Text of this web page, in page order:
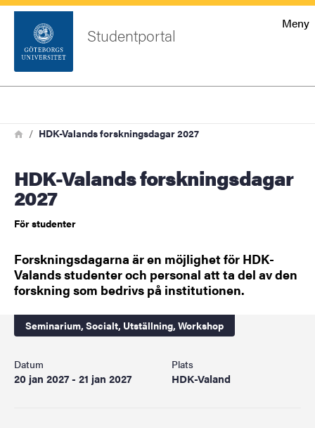
Sök
Meny
Studentportal
in
Länkstig
HemHDK-Valands forskningsdagar 2027
HDK-Valands forskningsdagar
2027
För studenter
Forskningsdagarna är en möjlighet för HDK-
Valands studenter och personal att ta del av den
forskning som bedrivs på institutionen.
Seminarium, Socialt, Utställning, Workshop
Datum
20 jan 2027 - 21 jan 2027
Plats
HDK-Valand